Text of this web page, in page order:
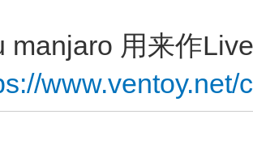
manjaro 用来作